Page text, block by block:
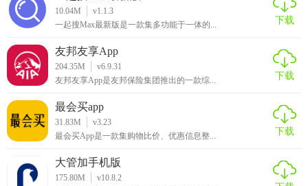
10.04M
v1.1.3
一起搜Max最新版是一款集多功能于一体的...
下载
友邦友享App
204.35M
v6.9.31
友邦友享App是友邦保险集团推出的一款综...
下载
最会买app
31.83M
v3.23
最会买App是一款集购物比价、优惠信息整...
下载
大管加手机版
175.80M
v10.8.2